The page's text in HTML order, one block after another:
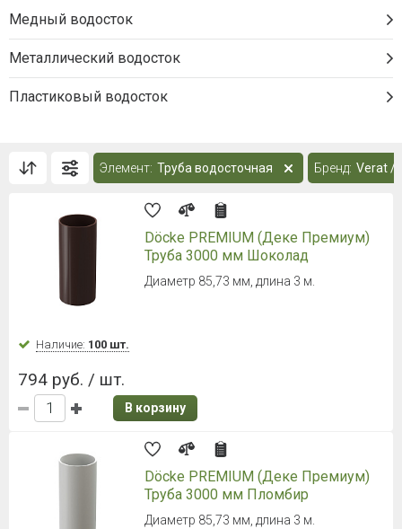
Медный водосток
Металлический водосток
Пластиковый водосток
Элемент: Труба водосточная Бренд: Verat /
Döcke PREMIUM (Деке Премиум)
Труба 3000 мм Шоколад
Диаметр 85,73 мм, длина 3 м.
Наличие: 100 шт.
794 руб. / шт.
В корзину
Döcke PREMIUM (Деке Премиум)
Труба 3000 мм Пломбир
Диаметр 85,73 мм, длина 3 м.